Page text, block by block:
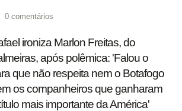
0 comentários
ironiza Marlon Freitas, do
após polêmica: 'Falou o
que não respeita nem o Botafogo
os companheiros que ganharam
mais importante da América'